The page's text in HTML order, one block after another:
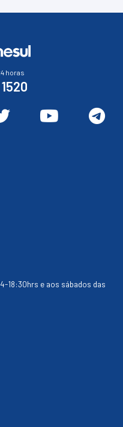
horas
18:30hrs e aos sábados das